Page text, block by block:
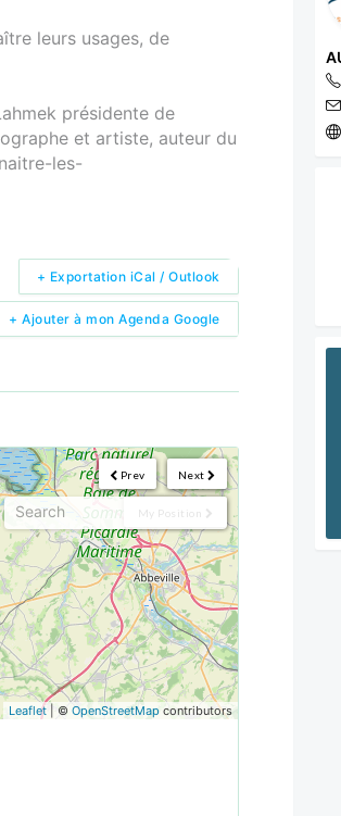
leurs usages, de
présidente de
et artiste, auteur du
les-
+ Ajouter à mon Agenda Google
+ Exportation iCal / Outlook
Next
Prev
My Position
Leaflet| © OpenStreetMapcontributors